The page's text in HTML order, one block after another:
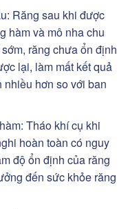
Răng sau khi được
hàm và mô nha chu
răng chưa ổn định
lại, làm mất kết quả
nhiều hơn so với ban
Tháo khí cụ khi
hoàn toàn có nguy
độ ổn định của răng
đến sức khỏe răng